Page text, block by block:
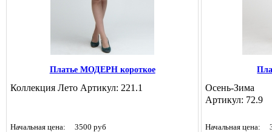
Платье МОДЕРН короткое
Коллекция Лето Артикул: 221.1
Начальная цена:
3500 руб
Осень-Зима
Артикул: 72.9
Начальная цена: